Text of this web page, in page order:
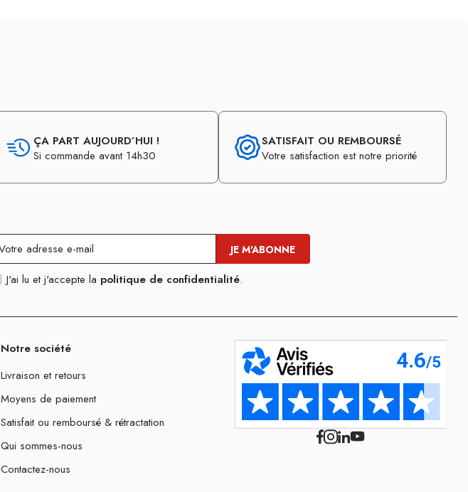
ÇA PART AUJOURD’HUI !
Si commande avant 14h30
SATISFAIT OU REMBOURSÉ
Votre satisfaction est notre priorité
J'ai lu et j'accepte la politique de confidentialité.
Notre société
Livraison et retours
Moyens de paiement
Satisfait ou remboursé & rétractation
Qui sommes-nous
Contactez-nous